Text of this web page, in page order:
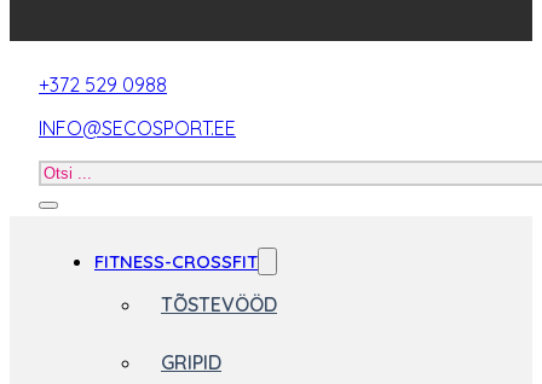
+372 529 0988
INFO@SECOSPORT.EE
Otsi
FITNESS-CROSSFIT
TÕSTEVÖÖD
GRIPID